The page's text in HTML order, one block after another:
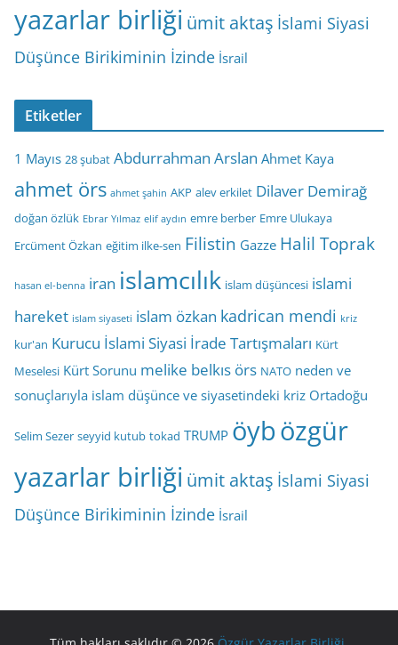
yazarlar birliği ümit aktaş İslami Siyasi
Düşünce Birikiminin İzinde İsrail
Etiketler
1 Mayıs 28 şubat Abdurrahman Arslan Ahmet Kaya
ahmet örs ahmet şahin AKP alev erkilet Dilaver Demirağ
doğan özlük Ebrar Yılmaz elif aydın emre berber Emre Ulukaya
Ercüment Özkan eğitim ilke-sen Filistin Gazze Halil Toprak
hasan el-benna iran islamcılık islam düşüncesi islami
hareket islam siyaseti islam özkan kadrican mendi kriz
kur'an Kurucu İslami Siyasi İrade Tartışmaları Kürt
Meselesi Kürt Sorunu melike belkıs örs NATO neden ve
sonuçlarıyla islam düşünce ve siyasetindeki kriz Ortadoğu
Selim Sezer seyyid kutub tokad TRUMP öybözgür
yazarlar birliği ümit aktaş İslami Siyasi
Düşünce Birikiminin İzinde İsrail